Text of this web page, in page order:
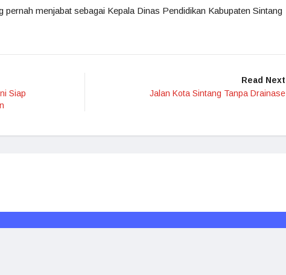
pernah menjabat sebagai Kepala Dinas Pendidikan Kabupaten Sintang
Siap
Read Next
Jalan Kota Sintang Tanpa Drainase